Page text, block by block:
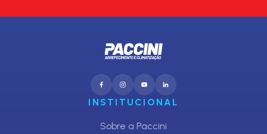
INSTITUCIONAL
Sobre a Paccini